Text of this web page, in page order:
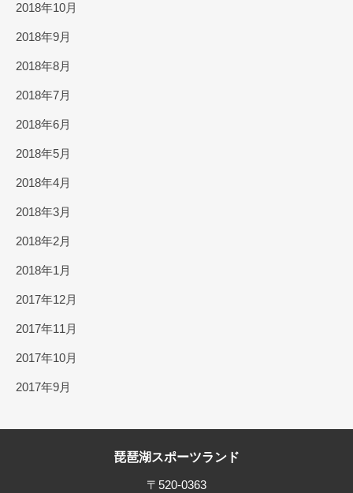
2018年10月
2018年9月
2018年8月
2018年7月
2018年6月
2018年5月
2018年4月
2018年3月
2018年2月
2018年1月
2017年12月
2017年11月
2017年10月
2017年9月
琵琶湖スポーツランド
〒520-0363